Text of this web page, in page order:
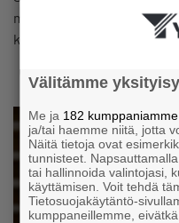
määräämä pääsykielto. –
kauppiaat…
Välitämme
Me ja 182 kumppaniamme
ja/tai haemme niitä, jotta
Näitä tietoja ovat
tunnisteet.
tai hallinnoida valintojasi,
käyttämisen. Voit tehdä
Tietosuojakäytäntö-
kumppaneillemme,